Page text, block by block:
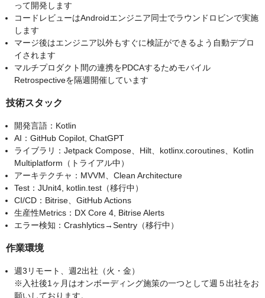
って開発します
コードレビューはAndroidエンジニア同士でラウンドロビンで実施
します
マージ後はエンジニア以外もすぐに検証ができるよう自動デプロ
イされます
マルチプロダクト間の連携をPDCAするためモバイル
Retrospectiveを隔週開催しています
技術スタック
開発言語：Kotlin
AI：GitHub Copilot, ChatGPT
ライブラリ：Jetpack Compose、Hilt、kotlinx.coroutines、Kotlin
Multiplatform（トライアル中）
アーキテクチャ：MVVM、Clean Architecture
Test：JUnit4, kotlin.test（移行中）
CI/CD：Bitrise、GitHub Actions
生産性Metrics：DX Core 4, Bitrise Alerts
エラー検知：Crashlytics→Sentry（移行中）
作業環境
週3リモート、週2出社（火・金）
※入社後1ヶ月はオンボーディング施策の一つとして週５出社をお
願いしております。